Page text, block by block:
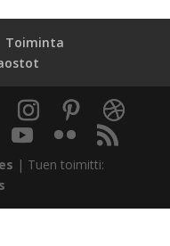
Toiminta
| Tuen toimitti: